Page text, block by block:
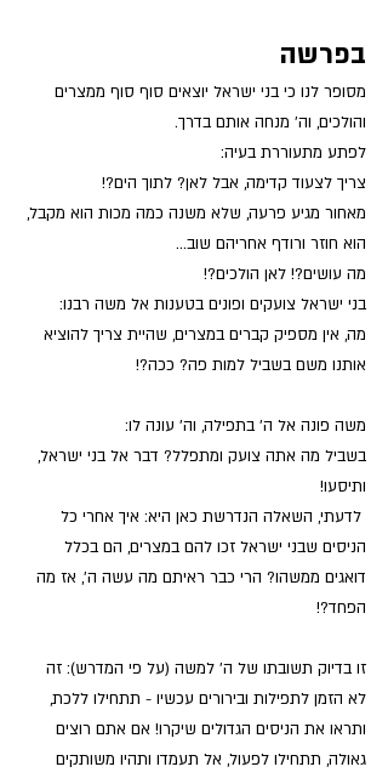
בפרשה
מסופר לנו כי בני ישראל יוצאים סוף סוף ממצרים
והולכים, וה' מנחה אותם בדרך.
לפתע מתעוררת בעיה:
צריך לצעוד קדימה, אבל לאן? לתוך הים?!
מאחור מגיע פרעה, שלא משנה כמה מכות הוא מקבל,
הוא חוזר ורודף אחריהם שוב...
מה עושים?! לאן הולכים?!
בני ישראל צועקים ופונים בטענות אל משה רבנו:
מה, אין מספיק קברים במצרים, שהיית צריך להוציא
אותנו משם בשביל למות פה? ככה?!
משה פונה אל ה' בתפילה, וה' עונה לו:
בשביל מה אתה צועק ומתפלל? דבר אל בני ישראל,
ותיסעו!
לדעתי, השאלה הנדרשת כאן היא: איך אחרי כל
הניסים שבני ישראל זכו להם במצרים, הם בכלל
דואגים ממשהו? הרי כבר ראיתם מה עשה ה', אז מה
הפחד?!
זו בדיוק תשובתו של ה' למשה (על פי המדרש): זה
לא הזמן לתפילות ובירורים עכשיו - תתחילו ללכת,
ותראו את הניסים הגדולים שיקרו! אם אתם רוצים
גאולה, תתחילו לפעול, אל תעמדו ותהיו משותקים